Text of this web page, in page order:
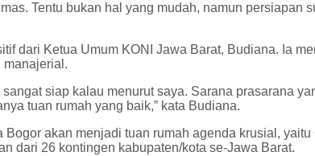
Tentu bukan hal yang mudah, namun persiapan
dari Ketua Umum KONI Jawa Barat, Budiana. Ia
manajerial.
siap kalau menurut saya. Sarana prasarana
tuan rumah yang baik,” kata Budiana.
akan menjadi tuan rumah agenda krusial,
dari 26 kontingen kabupaten/kota se-Jawa Barat.